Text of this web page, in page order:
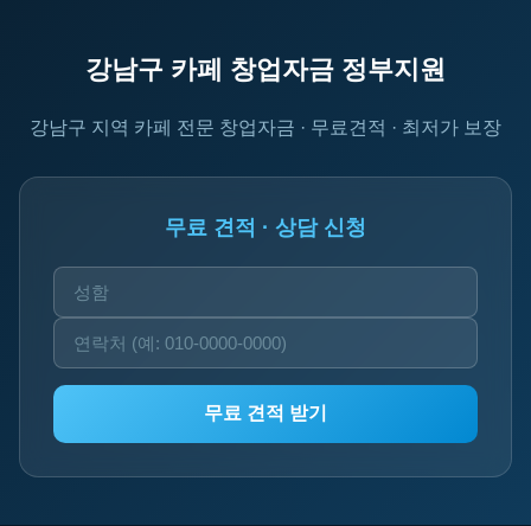
강남구 카페 창업자금 정부지원
강남구 지역 카페 전문 창업자금 · 무료견적 · 최저가 보장
무료 견적 · 상담 신청
무료 견적 받기